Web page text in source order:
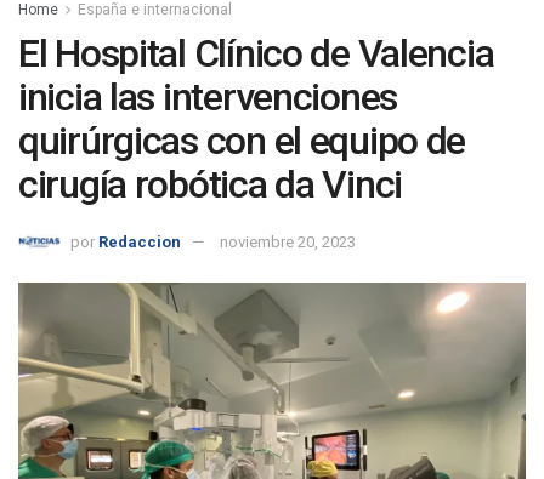
Home España e internacional
El Hospital Clínico de Valencia
inicia las intervenciones
quirúrgicas con el equipo de
cirugía robótica da Vinci
por Redaccion noviembre 20, 2023